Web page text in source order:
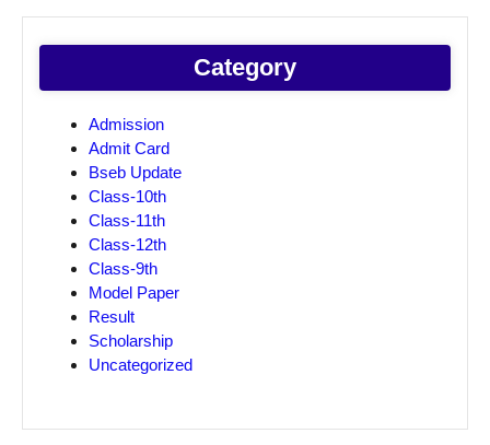
Category
Admission
Admit Card
Bseb Update
Class-10th
Class-11th
Class-12th
Class-9th
Model Paper
Result
Scholarship
Uncategorized